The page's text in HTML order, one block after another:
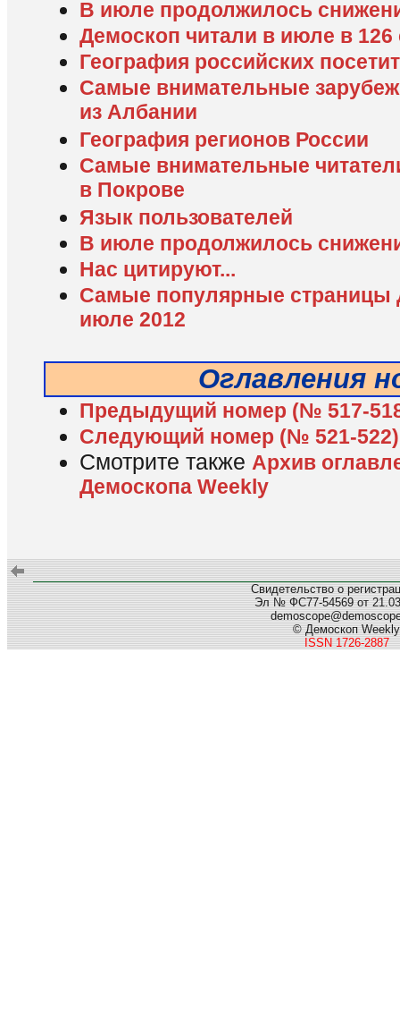
В июле продолжилось
Демоскоп читали в июле в 126
География российских
Самые внимательные
из Албании
География регионов России
Cамые внимательные
в Покрове
Язык пользователей
В июле продолжилось
Нас цитируют...
Самые популярные страницы
июле 2012
Оглавления
Предыдущий номер (№ 517-
Следующий номер (№ 521-522)
Смотрите также Архив
Демоскопа Weekly
Свидетельство о
Эл № ФС77-54569 от
© Демоскоп Weekly
ISSN 1726-2887